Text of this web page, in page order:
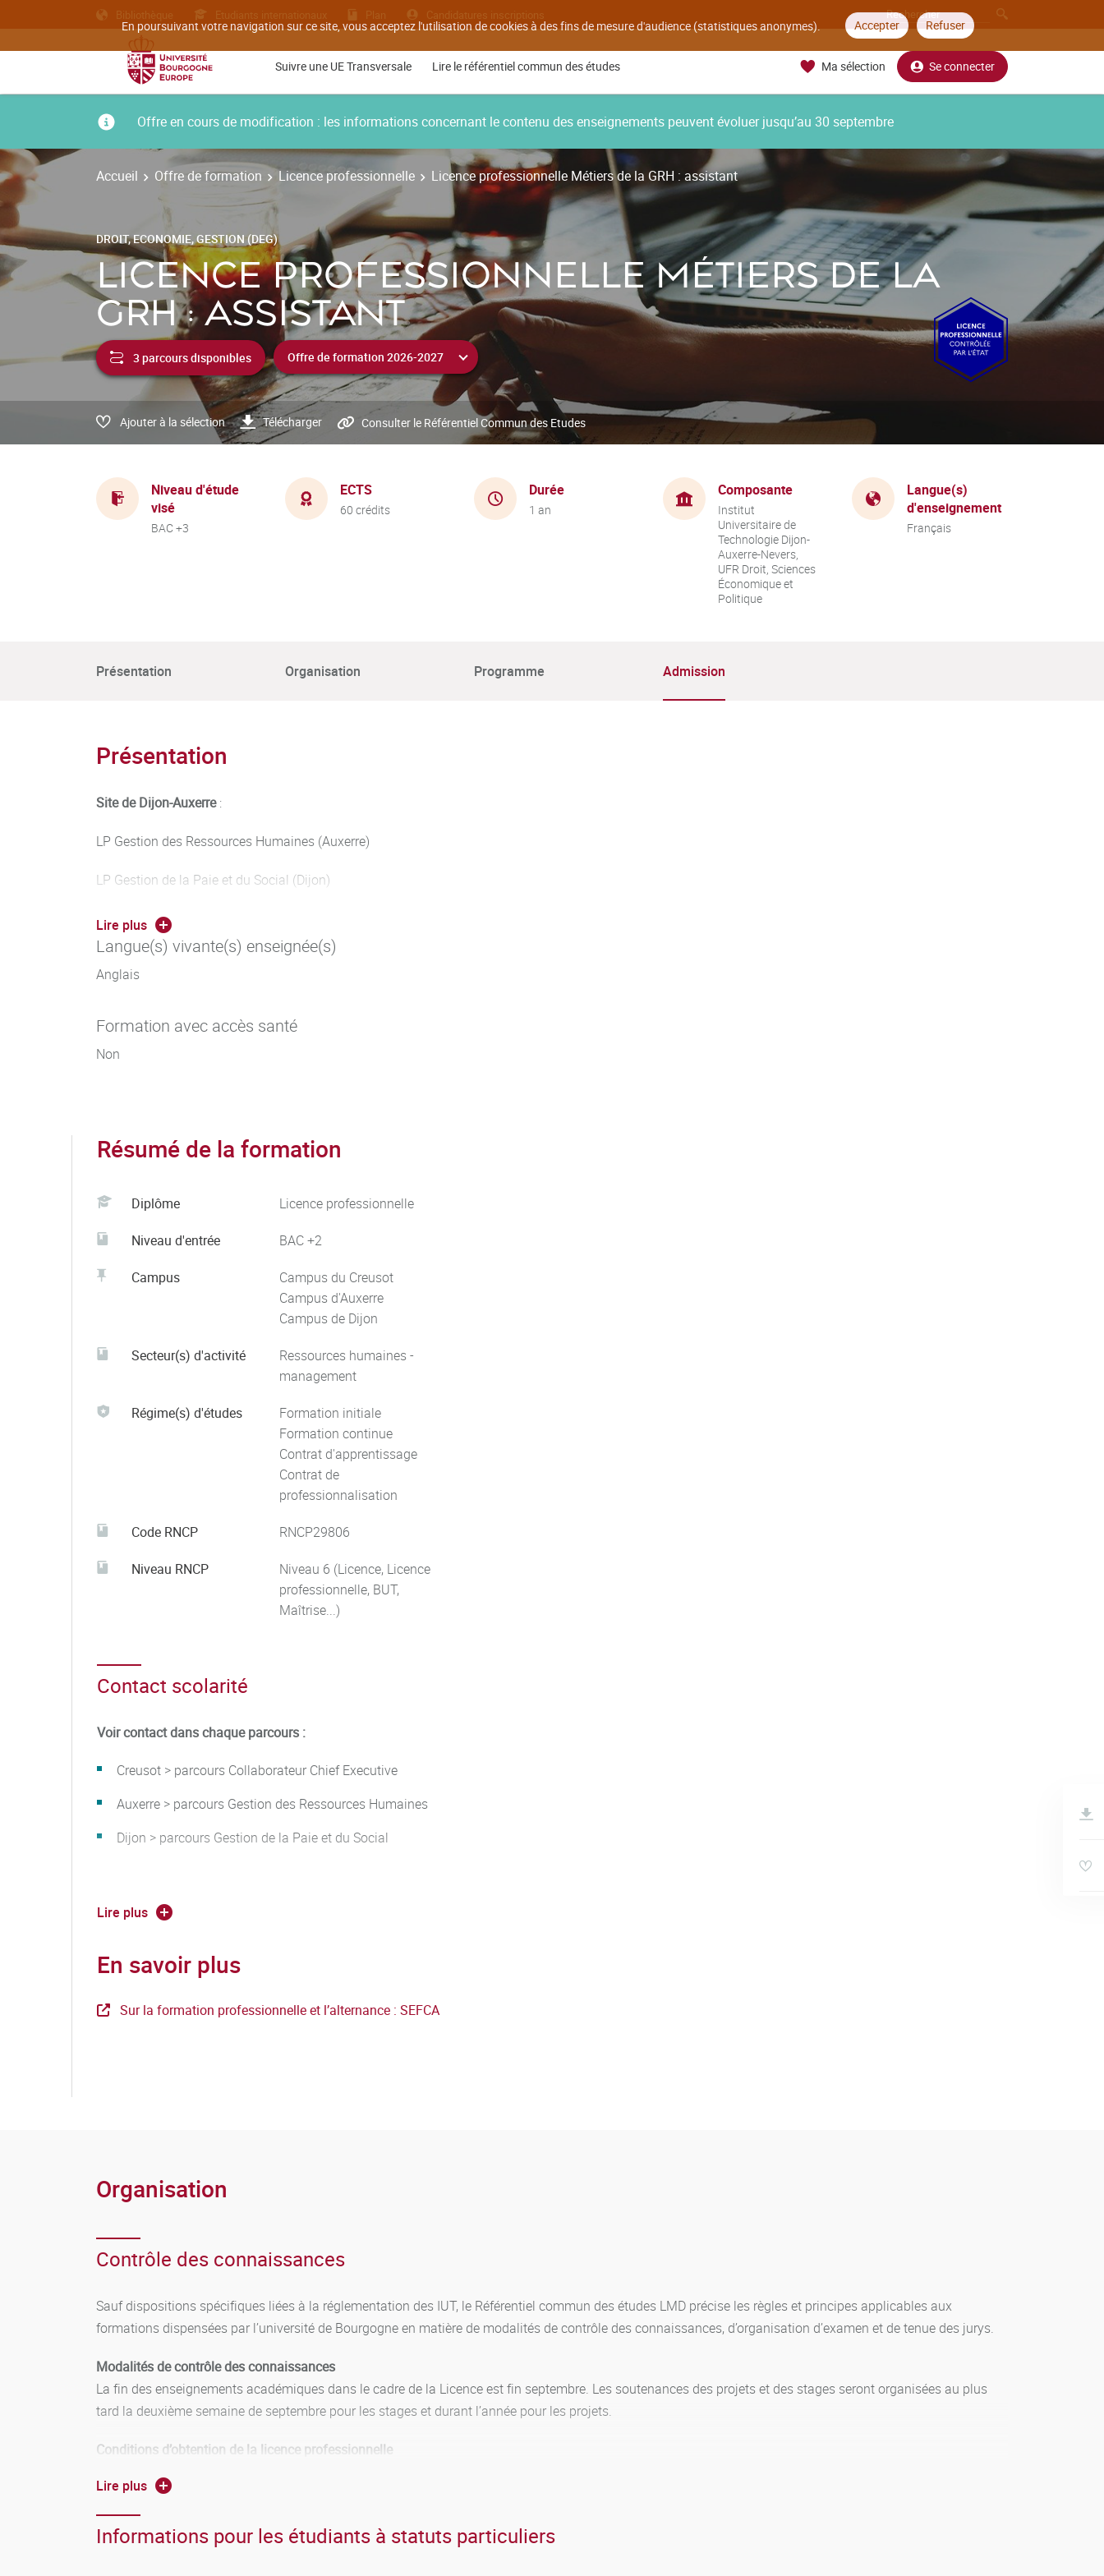
En poursuivant votre navigation sur ce site, vous acceptez l'utilisation de cookies à des fins de mesure d'audience (statistiques anonymes). Accepter Refuser
Bibliothèque Etudiants internationaux Plan Candidatures inscriptions
Suivre une UE Transversale Lire le référentiel commun des études Ma sélection Se connecter
Offre en cours de modification : les informations concernant le contenu des enseignements peuvent évoluer jusqu’au 30 septembre
Accueil Offre de formation Licence professionnelle Licence professionnelle Métiers de la GRH : assistant
DROIT, ECONOMIE, GESTION (DEG)
LICENCE PROFESSIONNELLE MÉTIERS DE LA
GRH : ASSISTANT
3 parcours disponibles
Ajouter à la sélection Télécharger Consulter le Référentiel Commun des Etudes
Niveau d'étude
visé
BAC +3
ECTS
60 crédits
Durée
1 an
Composante
Institut
Universitaire de
Technologie Dijon-
Auxerre-Nevers,
UFR Droit, Sciences
Économique et
Politique
Langue(s)
d'enseignement
Français
Présentation Organisation Programme Admission
Présentation
Site de Dijon-Auxerre:
LP Gestion des Ressources Humaines (Auxerre)
LP Gestion de la Paie et du Social (Dijon)
UFR Droit :
LP Collaborateur Chief Executive
Lire plus
Langue(s) vivante(s) enseignée(s)
Anglais
Formation avec accès santé
Non
Résumé de la formation
Diplôme Licence professionnelle
Niveau d'entrée BAC +2
Campus
Campus du Creusot
Campus d'Auxerre
Campus de Dijon
Secteur(s) d'activité
Ressources humaines -
management
Régime(s) d'études
Formation initiale
Formation continue
Contrat d'apprentissage
Contrat de
professionnalisation
Code RNCP RNCP29806
Niveau RNCP
Niveau 6 (Licence, Licence
professionnelle, BUT,
Maîtrise...)
Contact scolarité
Voir contact dans chaque parcours :
Creusot > parcours Collaborateur Chief Executive
Auxerre > parcours Gestion des Ressources Humaines
Dijon > parcours Gestion de la Paie et du Social
Lire plus
En savoir plus
Sur la formation professionnelle et l’alternance : SEFCA
Organisation
Contrôle des connaissances
Sauf dispositions spécifiques liées à la réglementation des IUT, le Référentiel commun des études LMD précise les règles et principes applicables aux
formations dispensées par l’université de Bourgogne en matière de modalités de contrôle des connaissances, d’organisation d’examen et de tenue des jurys.
Modalités de contrôle des connaissances
La fin des enseignements académiques dans le cadre de la Licence est fin septembre. Les soutenances des projets et des stages seront organisées au plus
tard la deuxième semaine de septembre pour les stages et durant l’année pour les projets.
Conditions d’obtention de la licence professionnelle
se reporter aux modalités d'obtention définies dans chaque parcours
Lire plus
Informations pour les étudiants à statuts particuliers